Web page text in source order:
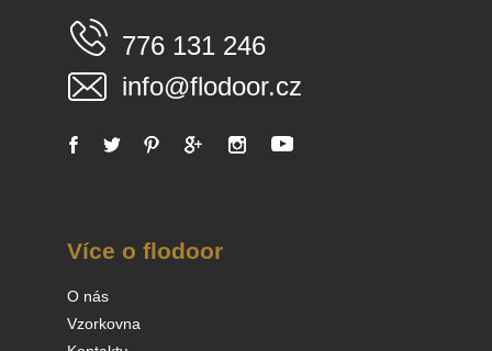
776 131 246
info@flodoor.cz
Více o flodoor
O nás
Vzorkovna